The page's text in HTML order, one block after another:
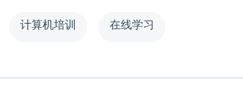
计算机培训 在线学习